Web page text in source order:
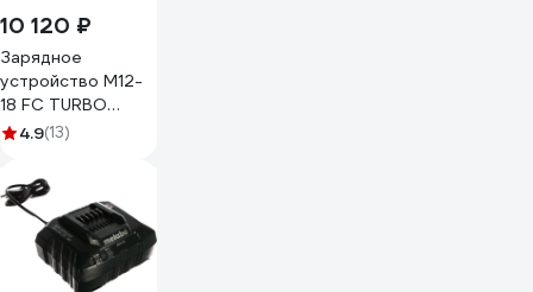
10 120 ₽
Зарядное
устройство M12-
18 FC TURBO
Milwaukee
4.9(13)